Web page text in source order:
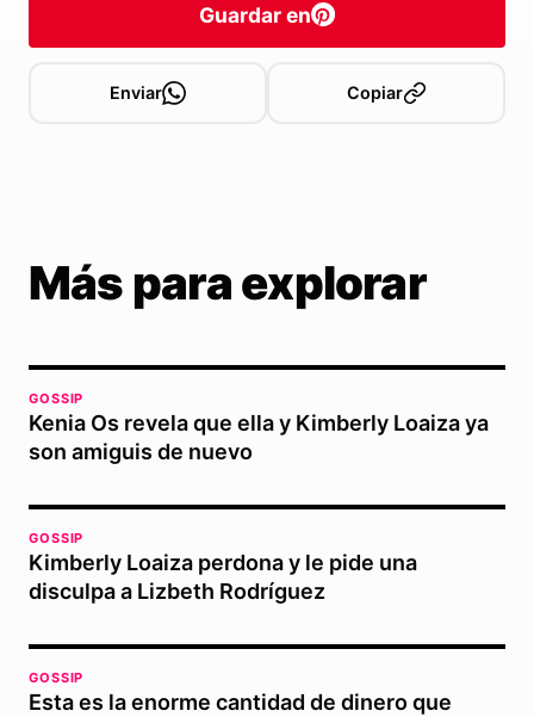
Guardar en
Enviar Copiar
Más para explorar
GOSSIP
Kenia Os revela que ella y Kimberly Loaiza ya
son amiguis de nuevo
GOSSIP
Kimberly Loaiza perdona y le pide una
disculpa a Lizbeth Rodríguez
GOSSIP
Esta es la enorme cantidad de dinero que